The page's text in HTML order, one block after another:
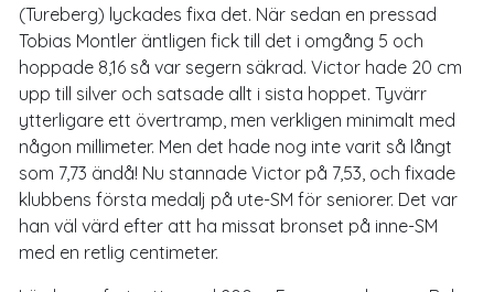
(Tureberg) lyckades fixa det. När sedan en pressad
Tobias Montler äntligen fick till det i omgång 5 och
hoppade 8,16 så var segern säkrad. Victor hade 20 cm
upp till silver och satsade allt i sista hoppet. Tyvärr
ytterligare ett övertramp, men verkligen minimalt med
någon millimeter. Men det hade nog inte varit så långt
som 7,73 ändå! Nu stannade Victor på 7,53, och fixade
klubbens första medalj på ute-SM för seniorer. Det var
han väl värd efter att ha missat bronset på inne-SM
med en retlig centimeter.